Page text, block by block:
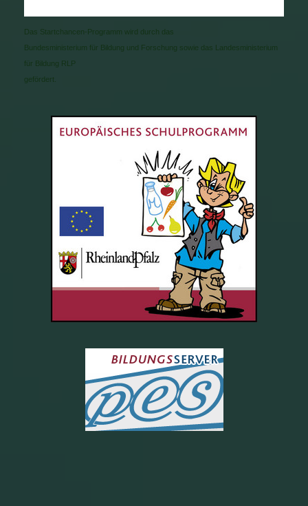
Das Startchancen-Programm wird durch das
Bundesministerium für Bildung und Forschung sowie das Landesministerium
für Bildung RLP
gefördert.